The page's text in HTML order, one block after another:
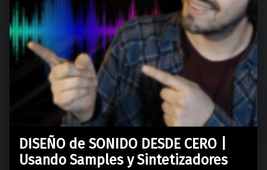
DISEÑO de SONIDO DESDE CERO |
Usando Samples y Sintetizadores